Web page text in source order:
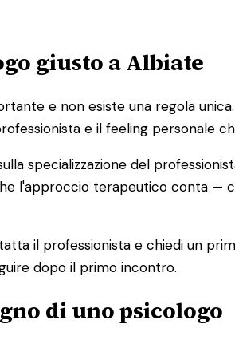
giusto a Albiate
e non esiste una regola
e il feeling personale
specializzazione del
l'approccio terapeutico conta
il professionista e chiedi un
dopo il primo incontro.
di uno psicologo